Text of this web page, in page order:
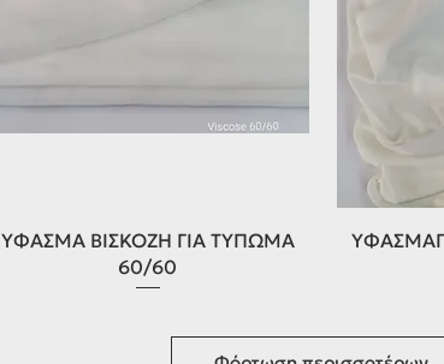
Γρήγορη προβολή
ΥΦΑΣΜΑ ΒΙΣΚΟΖΗ ΓΙΑ ΤΥΠΩΜΑ
60/60